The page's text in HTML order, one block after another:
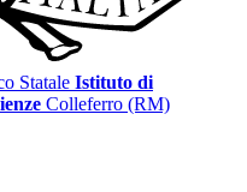
Statale Istituto di
Colleferro (RM)